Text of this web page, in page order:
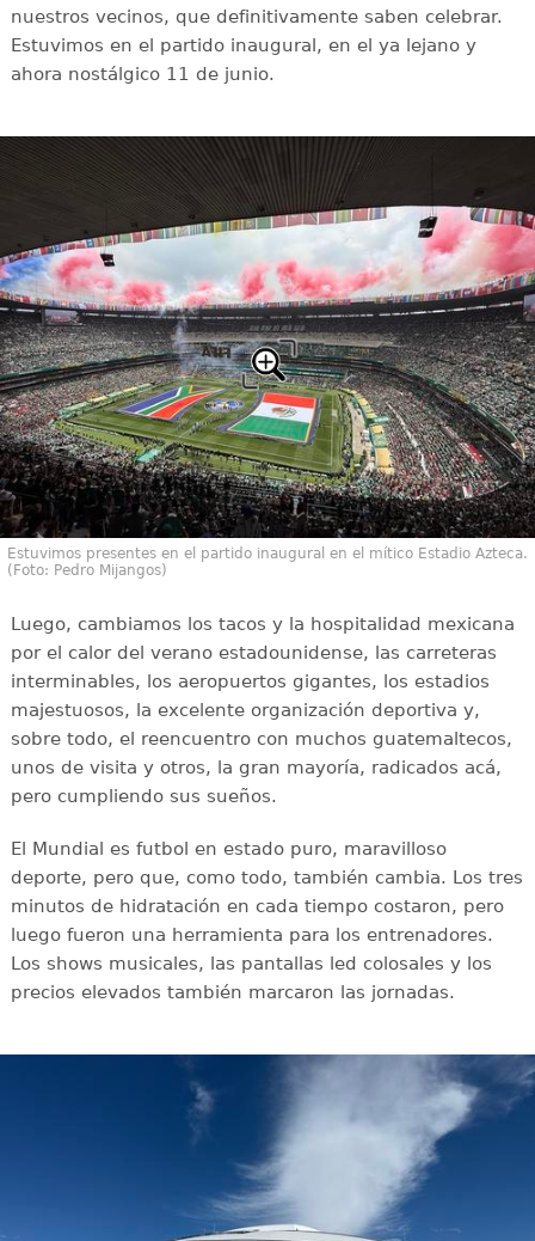
nuestros vecinos, que definitivamente saben celebrar.
Estuvimos en el partido inaugural, en el ya lejano y
ahora nostálgico 11 de junio.
Estuvimos presentes en el partido inaugural en el mítico Estadio Azteca.
(Foto: Pedro Mijangos)
Luego, cambiamos los tacos y la hospitalidad mexicana
por el calor del verano estadounidense, las carreteras
interminables, los aeropuertos gigantes, los estadios
majestuosos, la excelente organización deportiva y,
sobre todo, el reencuentro con muchos guatemaltecos,
unos de visita y otros, la gran mayoría, radicados acá,
pero cumpliendo sus sueños.
El Mundial es futbol en estado puro, maravilloso
deporte, pero que, como todo, también cambia. Los tres
minutos de hidratación en cada tiempo costaron, pero
luego fueron una herramienta para los entrenadores.
Los shows musicales, las pantallas led colosales y los
precios elevados también marcaron las jornadas.